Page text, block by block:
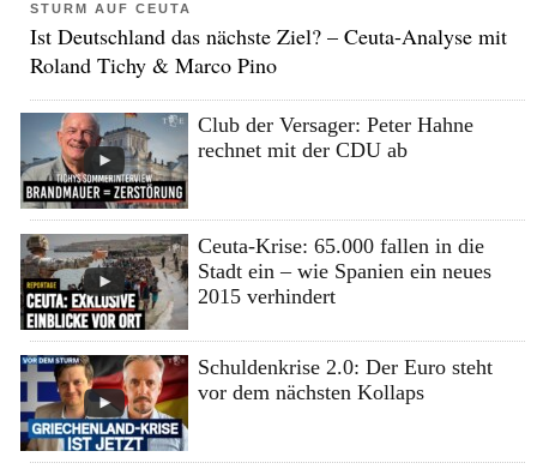
STURM AUF CEUTA
Ist Deutschland das nächste Ziel? – Ceuta-Analyse mit
Roland Tichy & Marco Pino
Club der Versager: Peter Hahne
rechnet mit der CDU ab
Ceuta-Krise: 65.000 fallen in die
Stadt ein – wie Spanien ein neues
2015 verhindert
Schuldenkrise 2.0: Der Euro steht
vor dem nächsten Kollaps